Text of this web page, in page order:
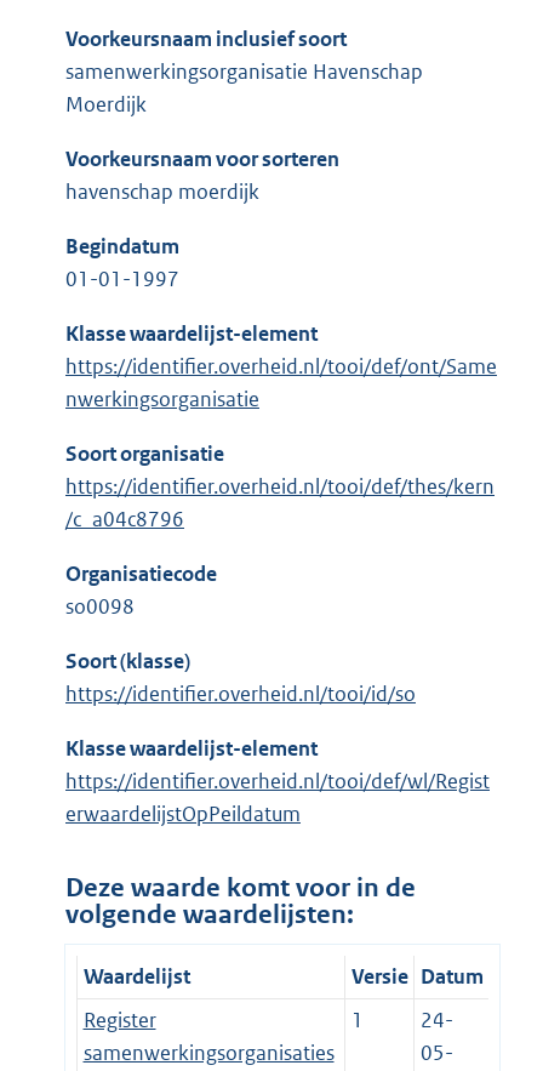
Voorkeursnaam inclusief soort
samenwerkingsorganisatie Havenschap
Moerdijk
Voorkeursnaam voor sorteren
havenschap moerdijk
Begindatum
01-01-1997
Klasse waardelijst-element
https://identifier.overheid.nl/tooi/def/ont/Same
nwerkingsorganisatie
Soort organisatie
https://identifier.overheid.nl/tooi/def/thes/kern
/c_a04c8796
Organisatiecode
so0098
Soort (klasse)
https://identifier.overheid.nl/tooi/id/so
Klasse waardelijst-element
https://identifier.overheid.nl/tooi/def/wl/Regist
erwaardelijstOpPeildatum
Deze waarde komt voor in de
volgende waardelijsten:
Waardelijst Versie Datum
Register
samenwerkingsorganisaties
1
24-
05-